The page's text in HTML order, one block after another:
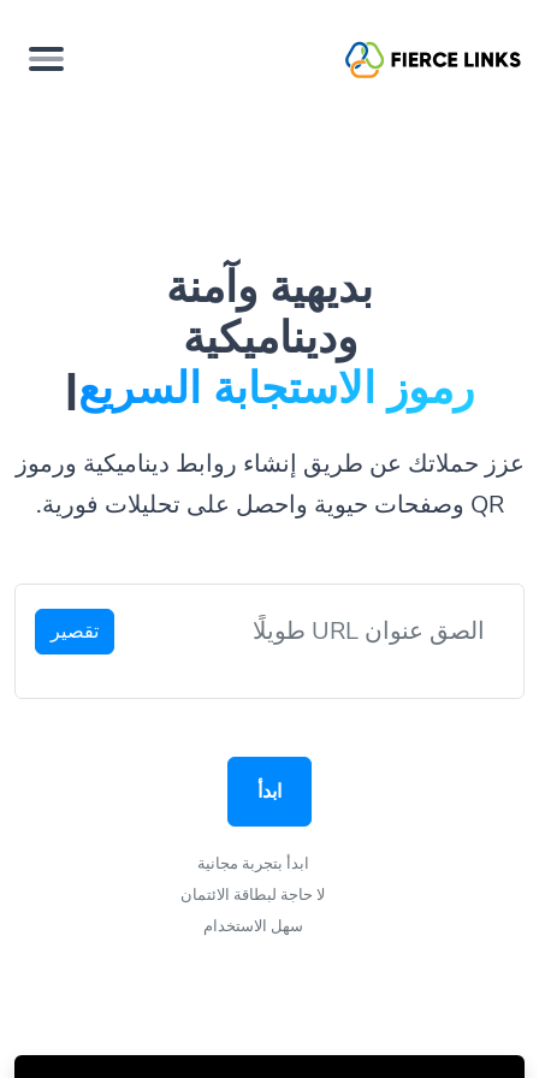
بديهية وآمنة
وديناميكية
رموز الاستجابة السريعة.
عزز حملاتك عن طريق إنشاء روابط ديناميكية ورموز
QR وصفحات حيوية واحصل على تحليلات فورية.
تقصير
ابدأ
ابدأ بتجربة مجانية
لا حاجة لبطاقة الائتمان
سهل الاستخدام